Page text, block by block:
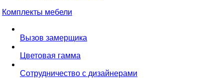
Комплекты мебели
Вызов замерщика
Цветовая гамма
Сотрудничество с дизайнерами